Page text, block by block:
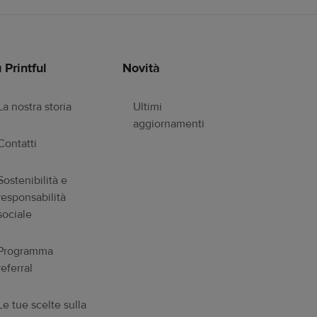
Printful
nostra storia
e
tue scelte sulla
Novità
Ultimi
aggiornamenti